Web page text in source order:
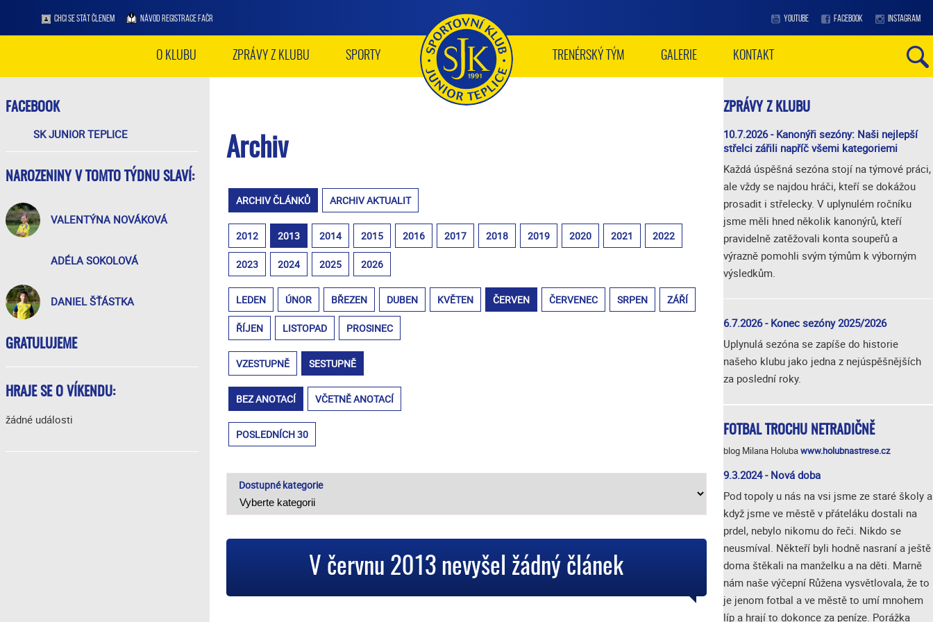
CHCI SE STÁT ČLENEM NÁVOD REGISTRACE FAČR YOUTUBE FACEBOOK INSTAGRAM
O KLUBU ZPRÁVY Z KLUBU SPORTY TRENÉRSKÝ TÝM GALERIE KONTAKT
FACEBOOK
SK JUNIOR TEPLICE
NAROZENINY V TOMTO TÝDNU SLAVÍ:
VALENTÝNA NOVÁKOVÁ
ADÉLA SOKOLOVÁ
DANIEL ŠŤÁSTKA
GRATULUJEME
HRAJE SE O VÍKENDU:
žádné události
Archiv
ARCHIV ČLÁNKŮ ARCHIV AKTUALIT
2012 2013 2014 2015 2016 2017 2018 2019 2020 2021 2022
2023 2024 2025 2026
LEDEN ÚNOR BŘEZEN DUBEN KVĚTEN ČERVEN ČERVENEC SRPEN ZÁŘÍ
ŘÍJEN LISTOPAD PROSINEC
VZESTUPNĚ SESTUPNĚ
BEZ ANOTACÍ VČETNĚ ANOTACÍ
POSLEDNÍCH 30
Dostupné kategorie
V červnu 2013 nevyšel žádný článek
ZPRÁVY Z KLUBU
10.7.2026 - Kanonýři sezóny: Naši nejlepší
střelci zářili napříč všemi kategoriemi
Každá úspěšná sezóna stojí na týmové práci,
ale vždy se najdou hráči, kteří se dokážou
prosadit i střelecky. V uplynulém ročníku
jsme měli hned několik kanonýrů, kteří
pravidelně zatěžovali konta soupeřů a
výrazně pomohli svým týmům k výborným
výsledkům.
6.7.2026 - Konec sezóny 2025/2026
Uplynulá sezóna se zapíše do historie
našeho klubu jako jedna z nejúspěšnějších
za poslední roky.
FOTBAL TROCHU NETRADIČNĚ
blog Milana Holubawww.holubnastrese.cz
9.3.2024 - Nová doba
Pod topoly u nás na vsi jsme ze staré školy a
když jsme ve městě v přáteláku dostali na
prdel, nebylo nikomu do řeči. Nikdo se
neusmíval. Někteří byli hodně nasraní a ještě
doma štěkali na manželku a na děti. Marně
nám naše výčepní Růžena vysvětlovala, že to
je jenom fotbal a ve městě to umí mnohem
líp a hrají to dokonce za peníze. Porážka